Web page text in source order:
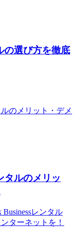
の選び方を徹底
タルのメリッ